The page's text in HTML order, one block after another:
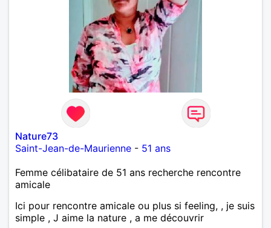
Nature73
Saint-Jean-de-Maurienne - 51 ans
Femme célibataire de 51 ans recherche rencontre
amicale
Ici pour rencontre amicale ou plus si feeling, , je suis
simple , J aime la nature , a me découvrir